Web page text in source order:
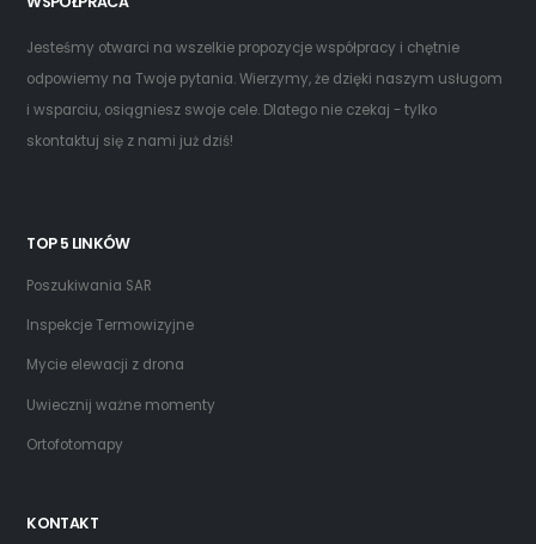
Jesteśmy otwarci na wszelkie propozycje współpracy i chętnie
odpowiemy na Twoje pytania. Wierzymy, że dzięki naszym usługom
i wsparciu, osiągniesz swoje cele. Dlatego nie czekaj - tylko
skontaktuj się z nami już dziś!
TOP 5 LINKÓW
Poszukiwania SAR
Inspekcje Termowizyjne
Mycie elewacji z drona
Uwiecznij ważne momenty
Ortofotomapy
KONTAKT